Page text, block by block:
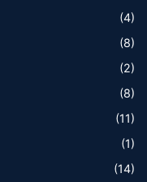
(4)
(8)
(2)
(8)
(11)
(1)
(14)